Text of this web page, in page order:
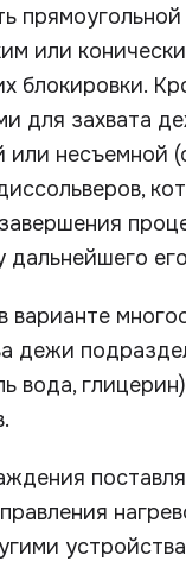
или
блокировки.
для захвата
или несъемной
дежи
вода,